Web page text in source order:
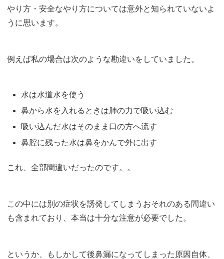
やり方・安全なやり方については意外と知られていないよ
うに思います。
例えば私の場合は次のような勘違いをしていました。
水は水道水を使う
鼻から水を入れるときは肺の力で吸い込む
吸い込んだ水はそのまま口の方へ流す
鼻腔に残った水は鼻をかんで外に出す
これ、全部間違いだったのです。。
この中には別の症状を誘発してしまうおそれのある間違い
も含まれており、本当は十分な注意が必要でした。
というか、もしかして後鼻漏になってしまった原因自体、